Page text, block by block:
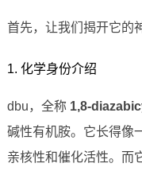
首先，让我们揭开它的
1. 化学身份介绍
dbu，全称 1,8-
碱性有机胺。它长得像
亲核性和催化活性。而